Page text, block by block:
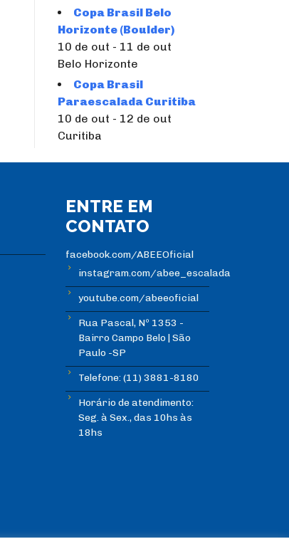
Copa Brasil Belo
Horizonte (Boulder)
10 de out - 11 de out
Belo Horizonte
Copa Brasil
Paraescalada Curitiba
10 de out - 12 de out
Curitiba
ENTRE EM
CONTATO
facebook.com/ABEEOficial
instagram.com/abee_escalada
youtube.com/abeeoficial
Rua Pascal, Nº 1353 -
Bairro Campo Belo | São
Paulo -SP
Telefone: (11) 3881-8180
Horário de atendimento:
Seg. à Sex., das 10hs às
18hs